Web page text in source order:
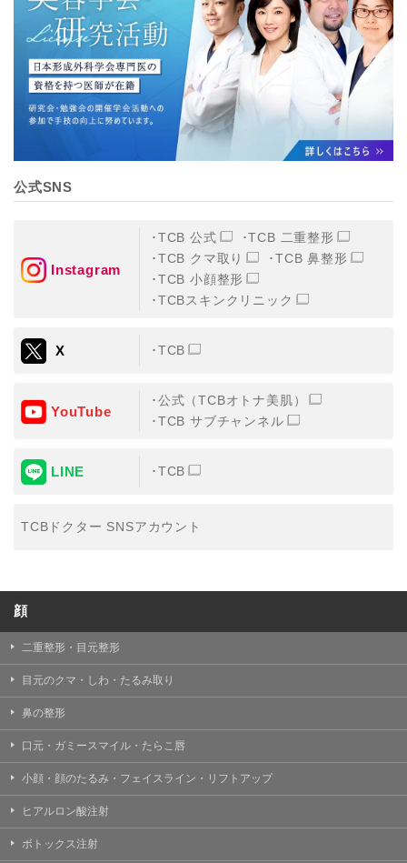
TCBグループは、取り扱う個人情報を、厳正な管理の下
に蓄積・保管し、当該個人情報への不正アクセス・紛
失・破壊・改ざんおよび漏洩等を防止するため、必要か
つ適切な組織的・人的・物理的・技術的防御措置を講じ
ます。
【個人情報の共同利用について】
TCBグループは、【利用目的】達成に必要な範囲で、取
得情報を共同して利用することがあります。
なお、共同利用にあたっては、一般社団法人メディカル
す。
一般社団法人メディカルアライアンス
①共同して利用される情報
②共同して利用する者の範囲
③共同利用する者の利用目的
【外部委託について】
おいて、取得情報の取扱いの全部または一部を外部の業
務委託先に委託することがあります。取得情報の取り扱
TCBグループは、個人情報保護法その他の法令により認
められる場合を除き、患者様の同意なしに、取得情報を
ん。
【個人情報の開示・訂正・利用停止について】
TCBグループは、本人の申し出により個人情報に関する
開示、訂正、更新、削除、利用停止その他お問い合わせ
について、これを適切に対応します。
【Cookie(クッキー)について】
Cookieは、一般的にインターネット閲覧を行う際、又は
公式SNS
Instagram
TCB 公式
TCB 二重整形
TCB クマ取り
TCB 鼻整形
TCB 小顔整形
TCBスキンクリニック
X TCB
YouTube
公式（TCBオトナ美肌）
TCB サブチャンネル
LINE TCB
TCBドクター SNSアカウント
顔
二重整形・目元整形
目元のクマ・しわ・たるみ取り
鼻の整形
口元・ガミースマイル・たらこ唇
小顔・顔のたるみ・フェイスライン・リフトアップ
ヒアルロン酸注射
ボトックス注射